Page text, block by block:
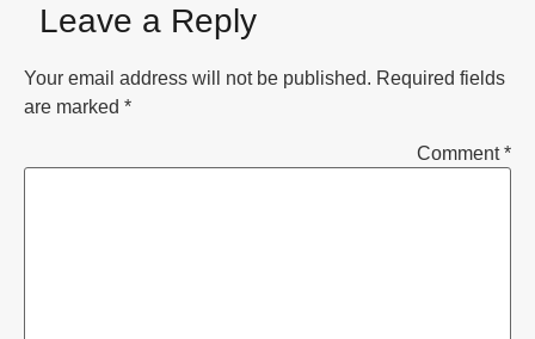
Leave a Reply
Your email address will not be published. Required fields
are marked *
Comment*